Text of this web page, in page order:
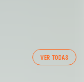
VER TODAS